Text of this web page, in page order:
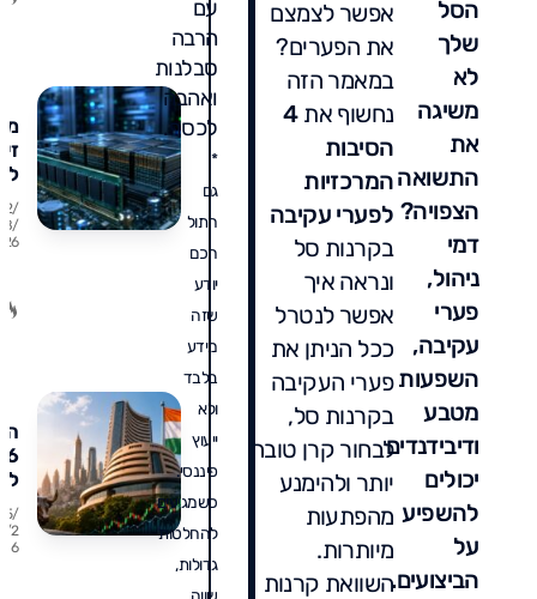
הסל
שלך
לא
משיגה
את
התשואה
הצפויה?
דמי
ניהול,
פערי
עקיבה,
השפעות
מטבע
ודיבידנדים
יכולים
להשפיע
על
הביצועים.
אפשר לצמצם
את הפערים?
במאמר הזה
נחשוף את4
הסיבות
המרכזיות
לפערי עקיבה
בקרנות סל
ונראה איך
אפשר לנטרל
ככל הניתן את
פערי העקיבה
בקרנות סל,
לבחור קרן טובה
יותר ולהימנע
מהפתעות
מיותרות.
השוואת קרנות
עם
הרבה
סבלנות
ואהבה
לכסף.
*
גם
חתול
חכם
יודע
שזה
מידע
בלבד
ולא
ייעוץ
פיננסי.
כשמגיעים
להחלטות
גדולות,
26
2
6